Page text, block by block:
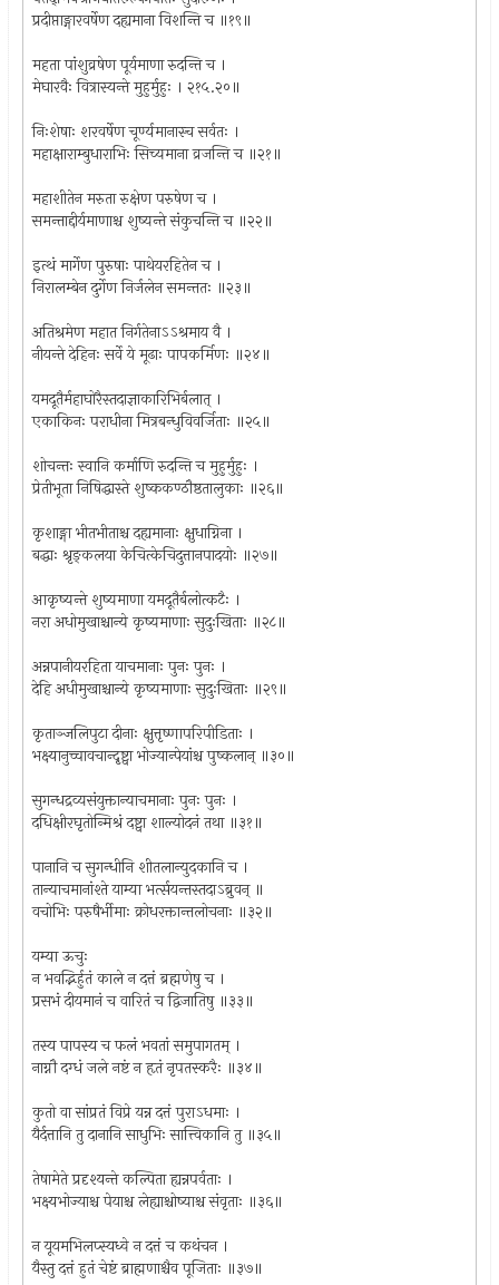
प्रदीप्ताङ्गारवर्षेण दह्यमाना विशन्ति च ॥१९॥
महता पांशुव्रषेण पूर्यमाणा रुदन्ति च ।
मेघारवैः वित्रास्यन्ते मुहुर्मुहुः । २१५.२०॥
निःशेषाः शरवर्षेण चूर्ण्यमानास्च सर्वतः ।
महाक्षाराम्बुधाराभिः सिच्यमाना व्रजन्ति च ॥२१॥
महाशीतेन मरुता रुक्षेण परुषेण च ।
समन्ताद्दीर्यमाणाश्च शुष्यन्ते संकुचन्ति च ॥२२॥
इत्थं मार्गेण पुरुषाः पाथेयरहितेन च ।
निरालम्बेन दुर्गेण निर्जलेन समन्ततः ॥२३॥
अतिश्रमेण महात निर्गतेनाऽऽश्रमाय वै ।
नीयन्ते देहिनः सर्वे ये मूढाः पापकर्मिणः ॥२४॥
यमदूतैर्महाघोरैस्तदाज्ञाकारिभिर्बलात् ।
एकाकिनः पराधीना मित्रबन्धुविवर्जिताः ॥२५॥
शोचन्तः स्वानि कर्माणि रुदन्ति च मुहुर्मुहुः ।
प्रेतीभूता निषिद्धास्ते शुष्ककण्ठौष्ठतालुकाः ॥२६॥
कृशाङ्गा भीतभीताश्च दह्यमानाः क्षुधाग्निना ।
बद्धाः श्रृङ्कलया केचित्केचिदुत्तानपादयोः ॥२७॥
आकृष्यन्ते शुष्यमाणा यमदूतैर्बलोत्कटैः ।
नरा अधोमुखाश्चान्ये कृष्यमाणाः सुदुःखिताः ॥२८॥
अन्नपानीयरहिता याचमानाः पुनः पुनः ।
देहि अधीमुखाश्चान्ये कृष्यमाणाः सुदुःखिताः ॥२९॥
कृताञ्जलिपुटा दीनाः क्षुत्तृष्णापरिपीडिताः ।
भक्ष्यानुच्चावचान्दृष्ट्वा भोज्यान्पेयांश्च पुष्कलान् ॥३०॥
सुगन्धद्रव्यसंयुक्तान्याचमानाः पुनः पुनः ।
दधिक्षीरघृतोन्मिश्रं दष्ट्वा शाल्योदनं तथा ॥३१॥
पानानि च सुगन्धीनि शीतलान्युदकानि च ।
तान्याचमानांश्ते याम्या भर्त्सयन्तस्तदाऽब्रुवन् ॥
वचोभिः परुषैर्भीमाः क्रोधरक्तान्तलोचनाः ॥३२॥
यम्या ऊचुः
न भवद्भिर्हुतं काले न दत्तं ब्रह्मणेषु च ।
प्रसभं दीयमानं च वारितं च द्विजातिषु ॥३३॥
तस्य पापस्य च फलं भवतां समुपागतम् ।
नाग्नौ दग्धं जले नष्टं न हृतं नृपतस्करैः ॥३४॥
कुतो वा सांप्रतं विप्रे यन्न दत्तं पुराऽधमाः ।
यैर्दत्तानि तु दानानि साधुभिः सात्त्विकानि तु ॥३५॥
तेषामेते प्रदृश्यन्ते कल्पिता ह्यन्नपर्वताः ।
भक्ष्यभोज्याश्च पेयाश्च लेह्याश्चोष्याश्च संवृताः ॥३६॥
न यूयमभिलप्स्यध्वे न दत्तं च कथंचन ।
यैस्तु दत्तं हुतं चेष्टं ब्राह्मणाश्चैव पूजिताः ॥३७॥